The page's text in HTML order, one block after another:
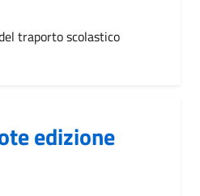
traporto scolastico
edizione